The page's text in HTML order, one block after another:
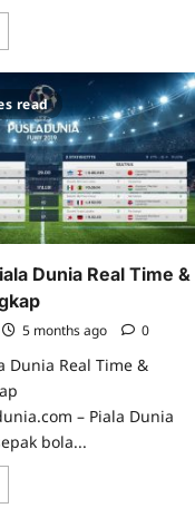
read
Dunia Real Time &
5 months ago 0
Dunia Real Time &
– Piala Dunia
bola...